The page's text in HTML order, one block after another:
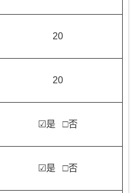
20
20
☑是 □否
☑是 □否